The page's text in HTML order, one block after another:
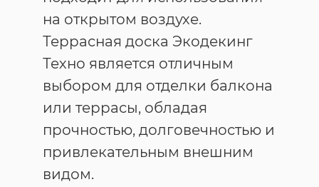
на открытом воздухе.
Террасная доска Экодекинг
Техно является отличным
выбором для отделки балкона
или террасы, обладая
прочностью, долговечностью и
привлекательным внешним
видом.